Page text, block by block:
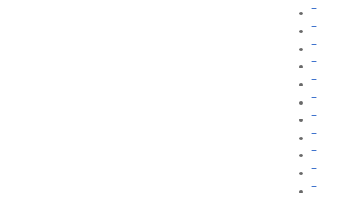
+
+
+
+
+
+
+
+
+
+
+